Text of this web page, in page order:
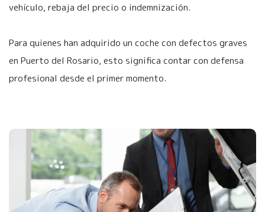
vehículo, rebaja del precio o indemnización.
Para quienes han adquirido un coche con defectos graves
en Puerto del Rosario, esto significa contar con defensa
profesional desde el primer momento.